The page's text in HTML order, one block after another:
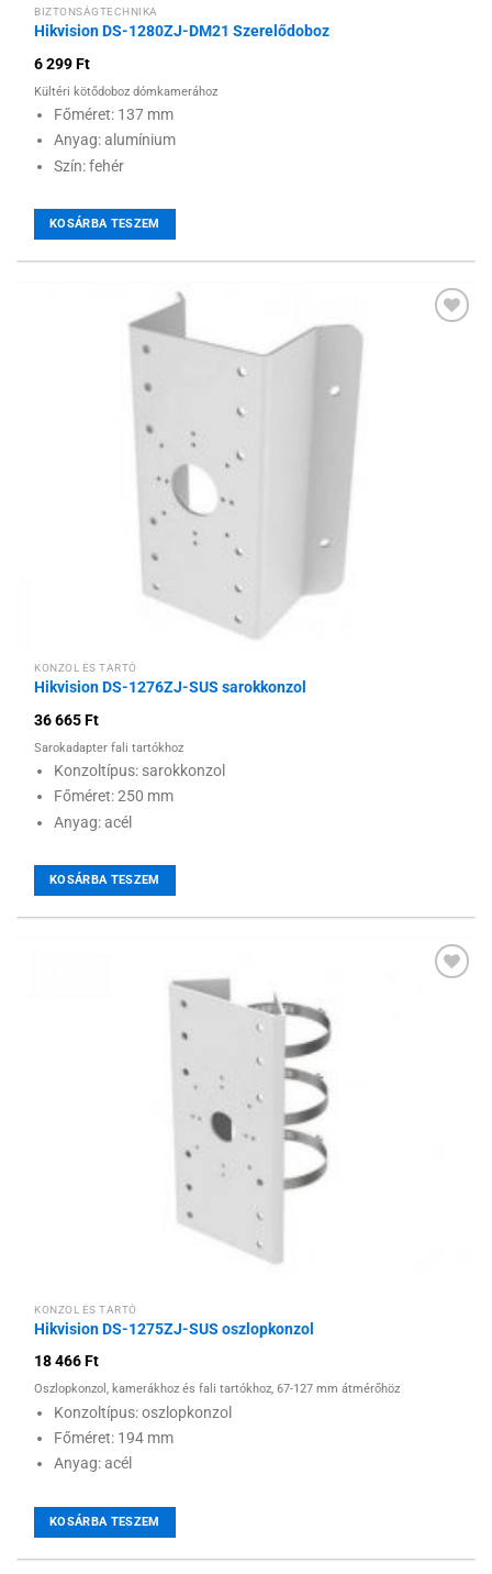
BIZTONSÁGTECHNIKA
Hikvision DS-1280ZJ-DM21 Szerelődoboz
6 299Ft
Kültéri kötődoboz dómkamerához
Főméret: 137 mm
Anyag: alumínium
Szín: fehér
KOSÁRBA TESZEM
KONZOL ÉS TARTÓ
Hikvision DS-1276ZJ-SUS sarokkonzol
36 665Ft
Sarokadapter fali tartókhoz
Konzoltípus: sarokkonzol
Főméret: 250 mm
Anyag: acél
KOSÁRBA TESZEM
KONZOL ÉS TARTÓ
Hikvision DS-1275ZJ-SUS oszlopkonzol
18 466Ft
Oszlopkonzol, kamerákhoz és fali tartókhoz, 67-127 mm átmérőhöz
Konzoltípus: oszlopkonzol
Főméret: 194 mm
Anyag: acél
KOSÁRBA TESZEM